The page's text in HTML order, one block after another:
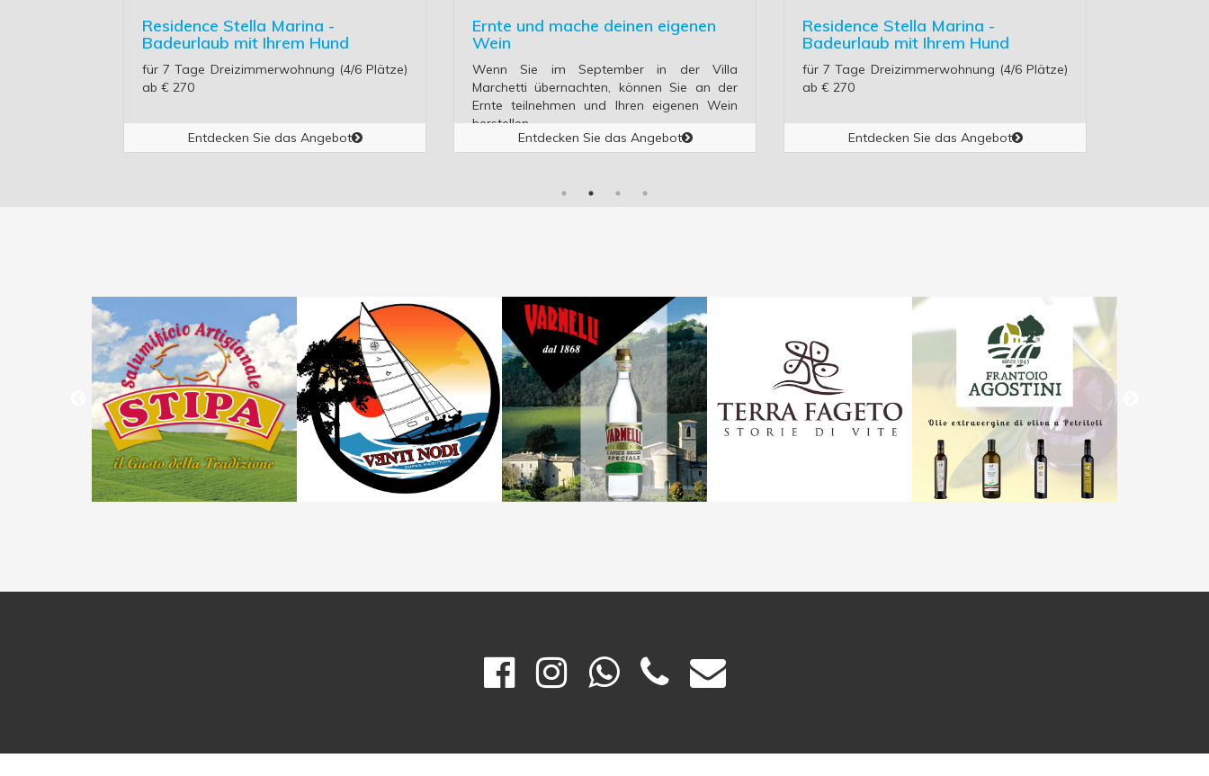
Residence Stella Marina -
Badeurlaub mit Ihrem Hund
für 7 Tage Dreizimmerwohnung (4/6 Plätze)
ab € 270
Entdecken Sie das Angebot
Ernte und mache deinen eigenen
Wein
Wenn Sie im September in der Villa
Marchetti übernachten, können Sie an der
Ernte teilnehmen und Ihren eigenen Wein
herstellen
Entdecken Sie das Angebot
Residence Stella Marina -
Badeurlaub mit Ihrem Hund
für 7 Tage Dreizimmerwohnung (4/6 Plätze)
ab € 270
Entdecken Sie das Angebot